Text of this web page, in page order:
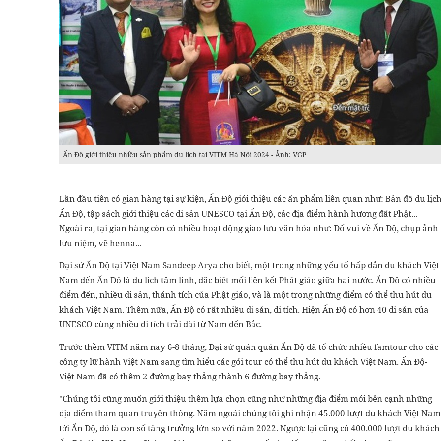
Ấn Độ giới thiệu nhiều sản phẩm du lịch tại VITM Hà Nội 2024 - Ảnh: VGP
Lần đầu tiên có gian hàng tại sự kiện, Ấn Độ giới thiệu các ấn phẩm liên quan như: Bản đồ du lịch
Ấn Độ, tập sách giới thiệu các di sản UNESCO tại Ấn Độ, các địa điểm hành hương đất Phật...
Ngoài ra, tại gian hàng còn có nhiều hoạt động giao lưu văn hóa như: Đố vui về Ấn Độ, chụp ảnh
lưu niệm, vẽ henna...
Đại sứ Ấn Độ tại Việt Nam Sandeep Arya cho biết, một trong những yếu tố hấp dẫn du khách Việt
Nam đến Ấn Độ là du lịch tâm linh, đặc biệt mối liên kết Phật giáo giữa hai nước. Ấn Độ có nhiều
điểm đến, nhiều di sản, thánh tích của Phật giáo, và là một trong những điểm có thể thu hút du
khách Việt Nam. Thêm nữa, Ấn Độ có rất nhiều di sản, di tích. Hiện Ấn Độ có hơn 40 di sản của
UNESCO cùng nhiều di tích trải dài từ Nam đến Bắc.
Trước thềm VITM năm nay 6-8 tháng, Đại sứ quán quán Ấn Độ đã tổ chức nhiều famtour cho các
công ty lữ hành Việt Nam sang tìm hiểu các gói tour có thể thu hút du khách Việt Nam. Ấn Độ-
Việt Nam đã có thêm 2 đường bay thẳng thành 6 đường bay thẳng.
"Chúng tôi cũng muốn giới thiệu thêm lựa chọn cũng như những địa điểm mới bên cạnh những
địa điểm tham quan truyền thống. Năm ngoái chúng tôi ghi nhận 45.000 lượt du khách Việt Nam
tới Ấn Độ, đó là con số tăng trưởng lớn so với năm 2022. Ngược lại cũng có 400.000 lượt du khách